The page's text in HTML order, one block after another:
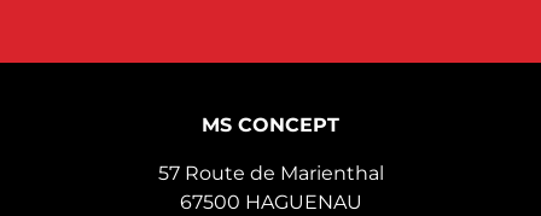
MS CONCEPT
57 Route de Marienthal
67500 HAGUENAU